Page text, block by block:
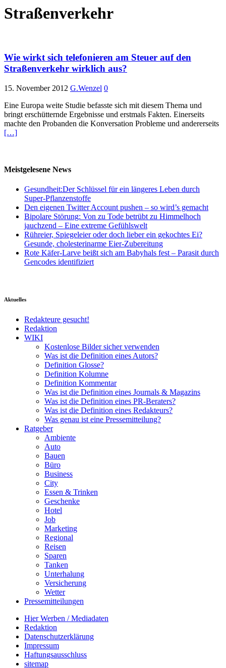
Straßenverkehr
Wie wirkt sich telefonieren am Steuer auf den
Straßenverkehr wirklich aus?
15. November 2012 G.Wenzel 0
Eine Europa weite Studie befasste sich mit diesem Thema und
bringt erschütternde Ergebnisse und erstmals Fakten. Einerseits
machte den Probanden die Konversation Probleme und andererseits
[…]
Meistgelesene News
Gesundheit:Der Schlüssel für ein längeres Leben durch
Super-Pflanzenstoffe
Den eigenen Twitter Account pushen – so wird’s gemacht
Bipolare Störung: Von zu Tode betrübt zu Himmelhoch
jauchzend – Eine extreme Gefühlswelt
Rühreier, Spiegeleier oder doch lieber ein gekochtes Ei?
Gesunde, cholesterinarme Eier-Zubereitung
Rote Käfer-Larve beißt sich am Babyhals fest – Parasit durch
Gencodes identifiziert
Aktuelles
Redakteure gesucht!
Redaktion
WIKI
Kostenlose Bilder sicher verwenden
Was ist die Definition eines Autors?
Definition Glosse?
Definition Kolumne
Definition Kommentar
Was ist die Definition eines Journals & Magazins
Was ist die Definition eines PR-Beraters?
Was ist die Definition eines Redakteurs?
Was genau ist eine Pressemitteilung?
Ratgeber
Ambiente
Auto
Bauen
Büro
Business
City
Essen & Trinken
Geschenke
Hotel
Job
Marketing
Regional
Reisen
Sparen
Tanken
Unterhalung
Versicherung
Wetter
Pressemitteilungen
Hier Werben / Mediadaten
Redaktion
Datenschutzerklärung
Impressum
Haftungsausschluss
sitemap